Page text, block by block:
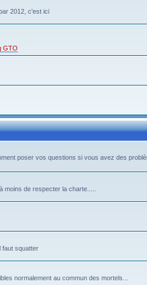
2012, c'est ici
GTO
poser vos questions si vous avez des
moins de respecter la charte.....
faut squatter
normalement au commun des mortels...